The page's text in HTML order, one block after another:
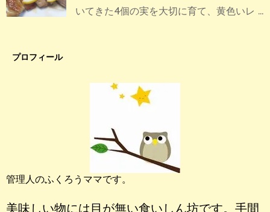
いてきた4個の実を大切に育て、黄色いレ ...
プロフィール
管理人のふくろうママです。
美味しい物には目が無い食いしん坊です。手間